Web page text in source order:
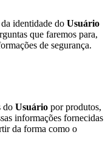
identidade do Usuário
que faremos para,
de segurança.
do Usuário por produtos,
informações fornecidas
da forma como o